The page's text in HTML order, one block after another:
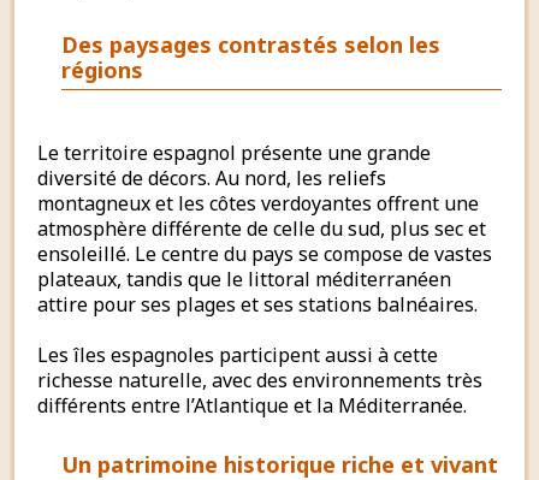
Des paysages contrastés selon les
régions
Le territoire espagnol présente une grande
diversité de décors. Au nord, les reliefs
montagneux et les côtes verdoyantes offrent une
atmosphère différente de celle du sud, plus sec et
ensoleillé. Le centre du pays se compose de vastes
plateaux, tandis que le littoral méditerranéen
attire pour ses plages et ses stations balnéaires.
Les îles espagnoles participent aussi à cette
richesse naturelle, avec des environnements très
différents entre l’Atlantique et la Méditerranée.
Un patrimoine historique riche et vivant